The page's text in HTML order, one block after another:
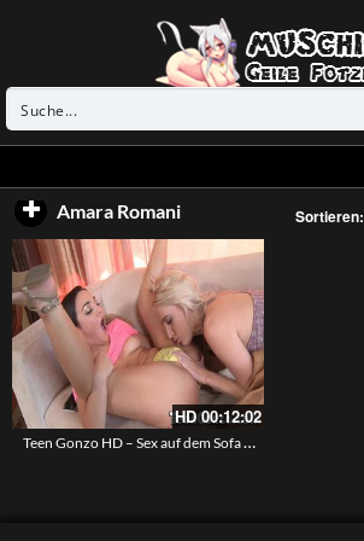
Amara Romani Sortieren:
HD00:12:02
Teen Gonzo HD – Sex auf dem Sofa mit Amara und Candance